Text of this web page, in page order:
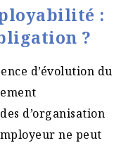
:
?
d’évolution du
d’organisation
ne peut